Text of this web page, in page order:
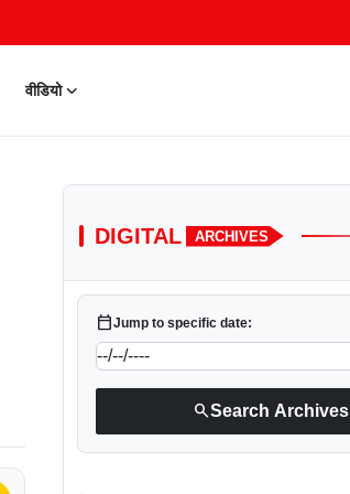
वीडियो
DIGITAL ARCHIVES
calendar_todayJump to specific date:
searchSearch Archives